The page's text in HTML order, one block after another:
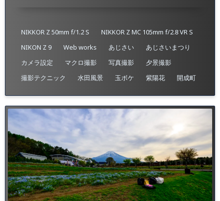
NIKKOR Z 50mm f/1.2 S
NIKKOR Z MC 105mm f/2.8 VR S
NIKON Z 9
Web works あじさい
あじさいまつり
カメラ設定
マクロ撮影 写真撮影
夕景撮影
撮影テクニック
水田風景 玉ボケ 紫陽花 開成町